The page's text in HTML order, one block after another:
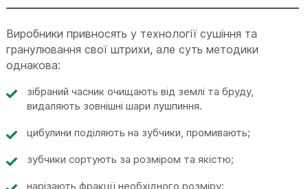
Виробники привносять у технології сушіння та
гранулювання свої штрихи, але суть методики
однакова:
зібраний часник очищають від землі та бруду,
видаляють зовнішні шари лушпиння.
цибулини поділяють на зубчики, промивають;
зубчики сортують за розміром та якістю;
нарізають фракції необхідного розміру;